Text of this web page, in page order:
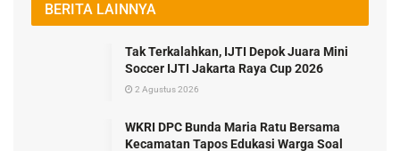
BERITA LAINNYA
Tak Terkalahkan, IJTI Depok Juara Mini
Soccer IJTI Jakarta Raya Cup 2026
2 Agustus 2026
WKRI DPC Bunda Maria Ratu Bersama
Kecamatan Tapos Edukasi Warga Soal